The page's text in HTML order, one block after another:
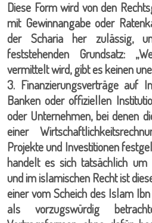
Diese Form wird von den
mit Gewinnangabe oder
der Scharia her zulässig,
feststehenden Grundsatz:
vermittelt wird, gibt es keinen
3. Finanzierungsverträge auf
Banken oder offiziellen
oder Unternehmen, bei denen
einer
Projekte und Investitionen
handelt es sich tatsächlich
und im islamischen Recht ist
einer vom Scheich des Islam
als vorzugswürdig